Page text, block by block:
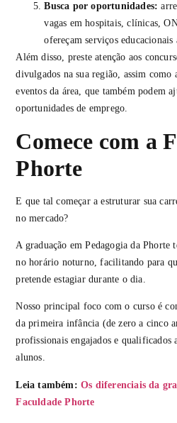
Busca por oportunidades:
vagas em hospitais, clínicas,
ofereçam serviços
Além disso, preste atenção aos
divulgados na sua região, assim como
eventos da área, que também podem
oportunidades de emprego.
Comece com a
Phorte
E que tal começar a estruturar sua
no mercado?
A graduação em Pedagogia da Phorte
no horário noturno, facilitando para
pretende estagiar durante o dia.
Nosso principal foco com o curso é
da primeira infância (de zero a cinco
profissionais engajados e qualificados
alunos.
Leia também:Os diferenciais da
Faculdade Phorte